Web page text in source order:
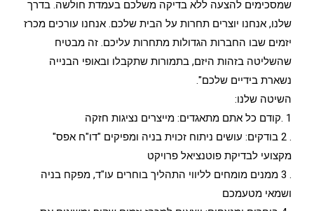
שמסכימים להצעה ללא בדיקה משלכם בעמדת חולשה. בדרך
שלנו, אנחנו יוצרים תחרות על הבית שלכם. אנחנו עורכים מכרז
יזמים שבו החברות הגדולות מתחרות עליכם. זה מבטיח
שהשליטה בזהות היזם, בתמורות שתקבלו ובאופי הבנייה
נשארת בידיים שלכם".
השיטה שלנו:
1 .קודם כל אתם מתאגדים: מייצרים נציגות חזקה
. 2 בודקים: עושים ניתוח זכוית בניה ומפיקים "דו"ח אפס"
מקצועי לבדיקת פוטנציאל פרויקט
. 3 ממנים מומחים לליווי התהליך בוחרים עו"ד, מפקח בניה
ושמאי מטעמכם